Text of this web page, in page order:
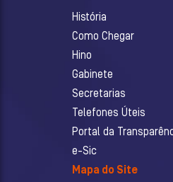
História
Como Chegar
Hino
Gabinete
Secretarias
Telefones Úteis
Portal da
e-Sic
Mapa do Site